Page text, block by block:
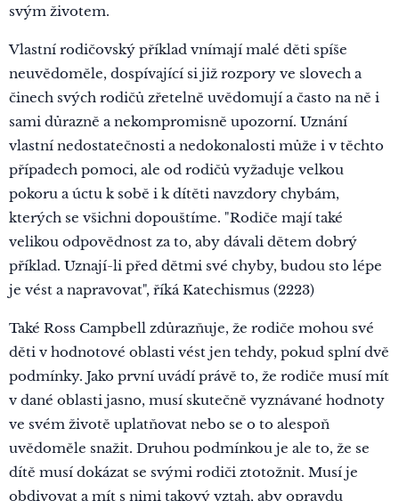
svým životem.
Vlastní rodičovský příklad vnímají malé děti spíše
neuvědoměle, dospívající si již rozpory ve slovech a
činech svých rodičů zřetelně uvědomují a často na ně i
sami důrazně a nekompromisně upozorní. Uznání
vlastní nedostatečnosti a nedokonalosti může i v těchto
případech pomoci, ale od rodičů vyžaduje velkou
pokoru a úctu k sobě i k dítěti navzdory chybám,
kterých se všichni dopouštíme. "Rodiče mají také
velikou odpovědnost za to, aby dávali dětem dobrý
příklad. Uznají-li před dětmi své chyby, budou sto lépe
je vést a napravovat", říká Katechismus (2223)
Také Ross Campbell zdůrazňuje, že rodiče mohou své
děti v hodnotové oblasti vést jen tehdy, pokud splní dvě
podmínky. Jako první uvádí právě to, že rodiče musí mít
v dané oblasti jasno, musí skutečně vyznávané hodnoty
ve svém životě uplatňovat nebo se o to alespoň
uvědoměle snažit. Druhou podmínkou je ale to, že se
dítě musí dokázat se svými rodiči ztotožnit. Musí je
obdivovat a mít s nimi takový vztah, aby opravdu